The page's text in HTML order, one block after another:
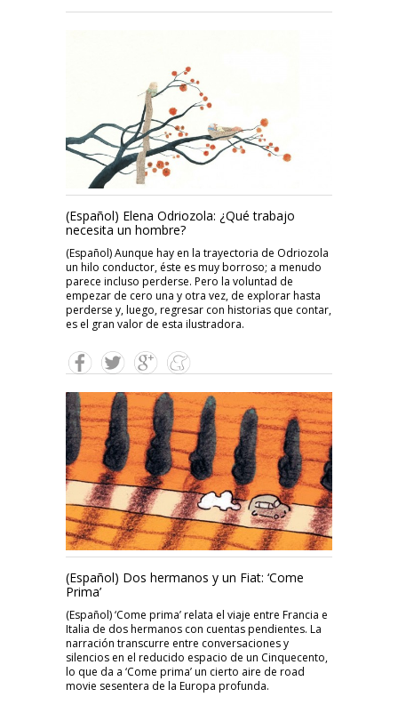
(Español) Elena Odriozola: ¿Qué trabajo
necesita un hombre?
(Español) Aunque hay en la trayectoria de Odriozola
un hilo conductor, éste es muy borroso; a menudo
parece incluso perderse. Pero la voluntad de
empezar de cero una y otra vez, de explorar hasta
perderse y, luego, regresar con historias que contar,
es el gran valor de esta ilustradora.
(Español) Dos hermanos y un Fiat: ‘Come
Prima’
(Español) ‘Come prima’ relata el viaje entre Francia e
Italia de dos hermanos con cuentas pendientes. La
narración transcurre entre conversaciones y
silencios en el reducido espacio de un Cinquecento,
lo que da a ‘Come prima’ un cierto aire de road
movie sesentera de la Europa profunda.